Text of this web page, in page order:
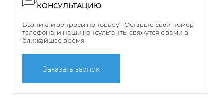
КОНСУЛЬТАЦИЮ
Возникли вопросы по товару? Оставьте свой номер
телефона, и наши консультанты свяжутся с вами в
ближайшее время
Заказать звонок